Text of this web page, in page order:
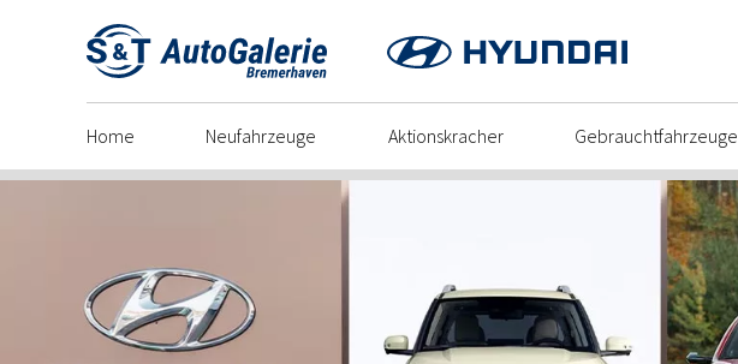
Home Neufahrzeuge Aktionskracher Gebrauchtfahrzeuge